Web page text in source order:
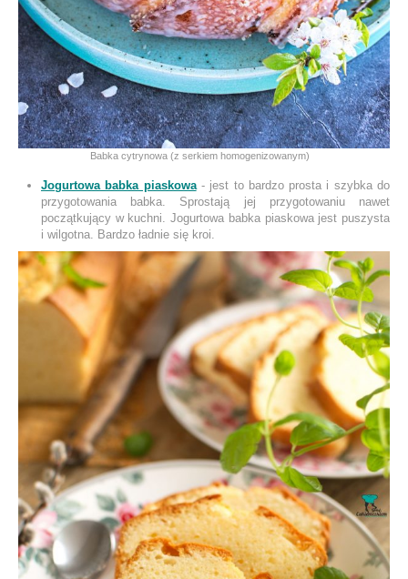
Babka cytrynowa (z serkiem homogenizowanym)
Jogurtowa babka piaskowa- jest to bardzo prosta i szybka do
przygotowania babka. Sprostają jej przygotowaniu nawet
początkujący w kuchni. Jogurtowa babka piaskowa jest puszysta
i wilgotna. Bardzo ładnie się kroi.